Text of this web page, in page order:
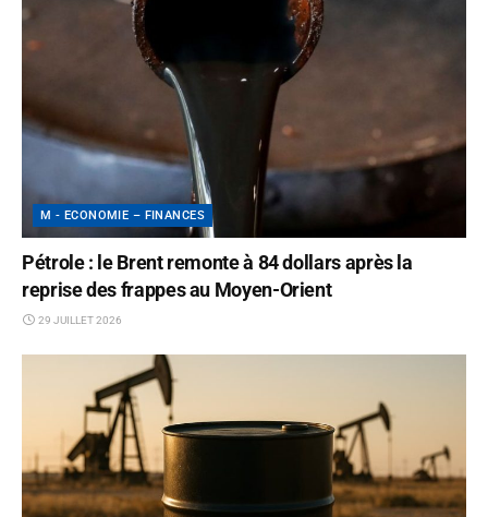
M - ECONOMIE – FINANCES
Pétrole : le Brent remonte à 84 dollars après la
reprise des frappes au Moyen-Orient
29 JUILLET 2026